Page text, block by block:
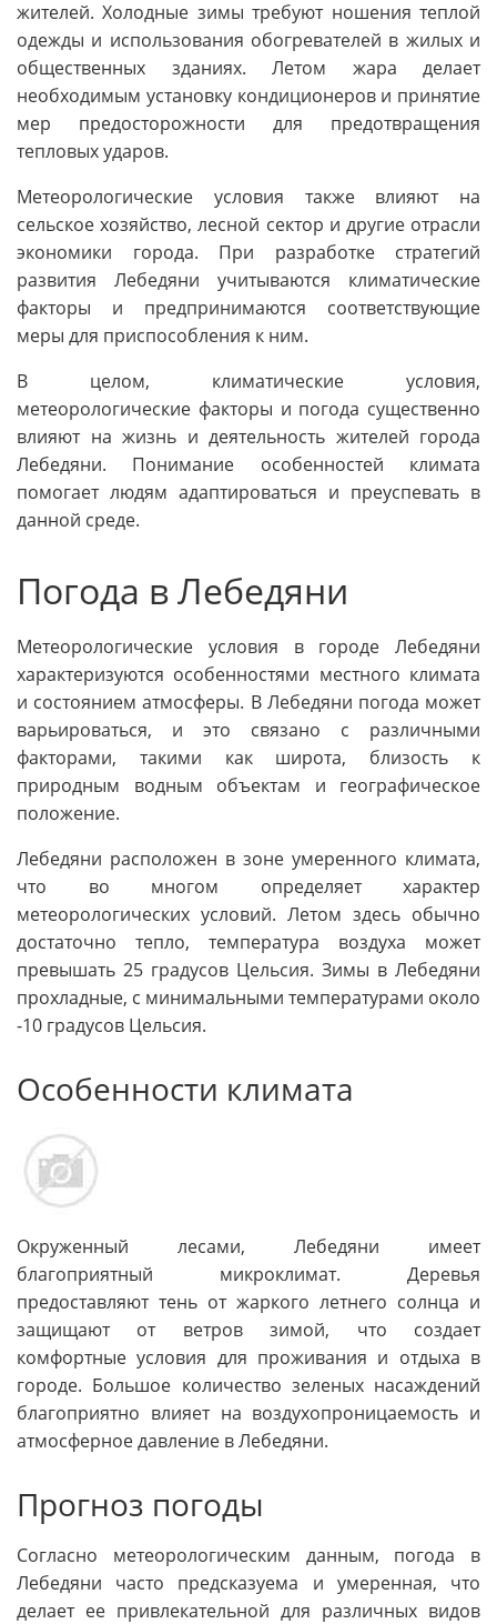
жителей. Холодные зимы требуют ношения теплой
одежды и использования обогревателей в жилых и
общественных зданиях. Летом жара делает
необходимым установку кондиционеров и принятие
мер предосторожности для предотвращения
тепловых ударов.
Метеорологические условия также влияют на
сельское хозяйство, лесной сектор и другие отрасли
экономики города. При разработке стратегий
развития Лебедяни учитываются климатические
факторы и предпринимаются соответствующие
меры для приспособления к ним.
В целом, климатические условия,
метеорологические факторы и погода существенно
влияют на жизнь и деятельность жителей города
Лебедяни. Понимание особенностей климата
помогает людям адаптироваться и преуспевать в
данной среде.
Погода в Лебедяни
Метеорологические условия в городе Лебедяни
характеризуются особенностями местного климата
и состоянием атмосферы. В Лебедяни погода может
варьироваться, и это связано с различными
факторами, такими как широта, близость к
природным водным объектам и географическое
положение.
Лебедяни расположен в зоне умеренного климата,
что во многом определяет характер
метеорологических условий. Летом здесь обычно
достаточно тепло, температура воздуха может
превышать 25 градусов Цельсия. Зимы в Лебедяни
прохладные, с минимальными температурами около
-10 градусов Цельсия.
Особенности климата
Окруженный лесами, Лебедяни имеет
благоприятный микроклимат. Деревья
предоставляют тень от жаркого летнего солнца и
защищают от ветров зимой, что создает
комфортные условия для проживания и отдыха в
городе. Большое количество зеленых насаждений
благоприятно влияет на воздухопроницаемость и
атмосферное давление в Лебедяни.
Прогноз погоды
Согласно метеорологическим данным, погода в
Лебедяни часто предсказуема и умеренная, что
делает ее привлекательной для различных видов